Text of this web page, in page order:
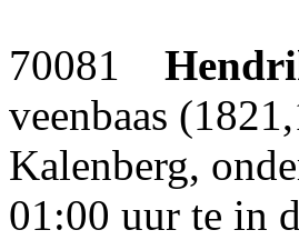
70081
veenbaas
Kalenberg,
01:00 uur te in